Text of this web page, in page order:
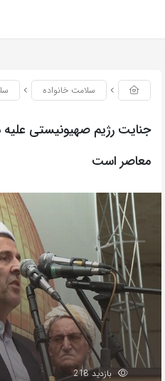
سلامت خانواده
جنایت رژیم صهیونیستی
معاصر است
بازدید 218